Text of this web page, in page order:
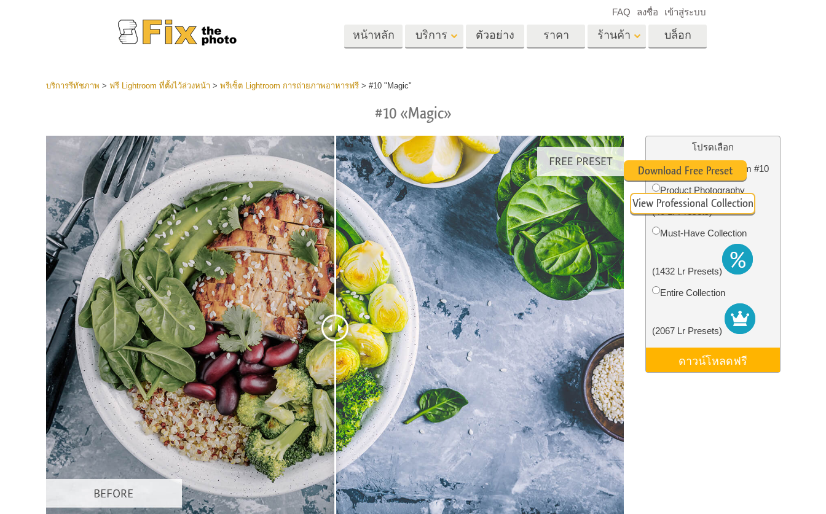
หน้าหลัก บริการ
อสังหาริมทรัพย์
บริการแก้ไขภาพงาน
แต่งงาน
โมเดลเสื้อผ้าที่สร้างโดย AI การจัดการรูปภาพ ถ่ายรูปเป็นบริการ
บริการรีทัชสินค้า บริการรีทัชเครื่องประดับ ข้อมูลการฝึกอบรม AI Video Editing Services
ตัวอย่าง ราคา ร้านค้า
Lightroom
คอลเลคชันที่ตั้งไว้ล่วง
หน้า LR ทั้งชุด
พรีเซ็ตข้อเสนอที่ดีที่สุด
คอลเลกชันมือถือ
Photoshop
Photoshop Actions
โอเวอร์เลย์ Photoshop
Photoshop Textures
Ps Actions คอลเลกชัน
ทั้งหมด
Ps ซ้อนทับคอลเลกชัน
ทั้งหมด
การ์ดวันวาเลนไทน์
คำเชิญงานแต่งงาน
คำเชิญวันเกิดของเด็ก
บล็อก
FAQ ลงชื่อ เข้าสู่ระบบ
บริการรีทัชภาพ > ฟรี Lightroom ที่ตั้งไว้ล่วงหน้า > พรีเซ็ต Lightroom การถ่ายภาพอาหารฟรี> #10 "Magic"
#10 «Magic»
โปรดเลือก
Food Preset Lightroom #10
Product Photography
(40 Lr Presets)
Must-Have Collection
(1432 Lr Presets)
Entire Collection
(2067 Lr Presets)
ดาวน์โหลดฟรี
Download Free Preset
View Professional Collection